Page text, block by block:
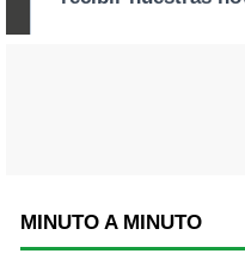
MINUTO A MINUTO